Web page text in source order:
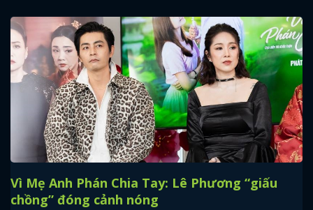
Vì Mẹ Anh Phán Chia Tay: Lê Phương “giấu
chồng” đóng cảnh nóng